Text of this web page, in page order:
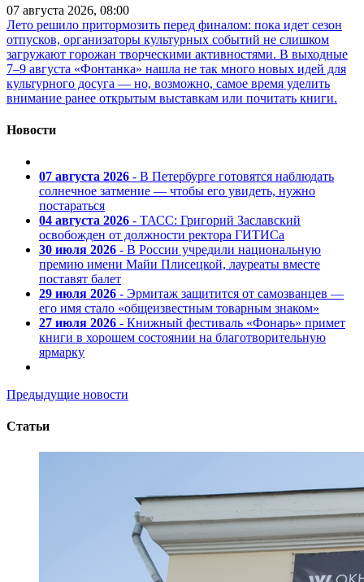
07 августа 2026, 08:00
Лето решило притормозить перед финалом: пока идет сезон
отпусков, организаторы культурных событий не слишком
загружают горожан творческими активностями. В выходные
7–9 августа «Фонтанка» нашла не так много новых идей для
культурного досуга — но, возможно, самое время уделить
внимание ранее открытым выставкам или почитать книги.
Новости
07 августа 2026 - В Петербурге готовятся наблюдать
солнечное затмение — чтобы его увидеть, нужно
постараться
04 августа 2026 - ТАСС: Григорий Заславский
освобожден от должности ректора ГИТИСа
30 июля 2026 - В России учредили национальную
премию имени Майи Плисецкой, лауреаты вместе
поставят балет
29 июля 2026 - Эрмитаж защитится от самозванцев —
его имя стало «общеизвестным товарным знаком»
27 июля 2026 - Книжный фестиваль «Фонарь» примет
книги в хорошем состоянии на благотворительную
ярмарку
Предыдущие новости
Статьи